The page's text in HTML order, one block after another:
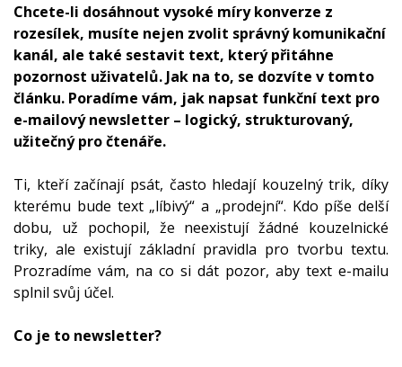
Chcete-li dosáhnout vysoké míry konverze z
rozesílek, musíte nejen zvolit správný komunikační
kanál, ale také sestavit text, který přitáhne
pozornost uživatelů. Jak na to, se dozvíte v tomto
článku. Poradíme vám, jak napsat funkční text pro
e-mailový newsletter – logický, strukturovaný,
užitečný pro čtenáře.
Ti, kteří začínají psát, často hledají kouzelný trik, díky
kterému bude text „líbivý“ a „prodejní“. Kdo píše delší
dobu, už pochopil, že neexistují žádné kouzelnické
triky, ale existují základní pravidla pro tvorbu textu.
Prozradíme vám, na co si dát pozor, aby text e-mailu
splnil svůj účel.
Co je to newsletter?